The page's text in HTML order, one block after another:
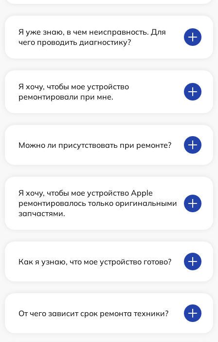
Я уже знаю, в чем неисправность. Для
чего проводить диагностику?
Я хочу, чтобы мое устройство
ремонтировали при мне.
Можно ли присутствовать при ремонте?
Я хочу, чтобы мое устройство Apple
ремонтировалось только оригинальными
запчастями.
Как я узнаю, что мое устройство готово?
От чего зависит срок ремонта техники?